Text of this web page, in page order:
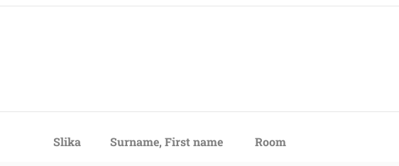
Slika Surname, First name Room